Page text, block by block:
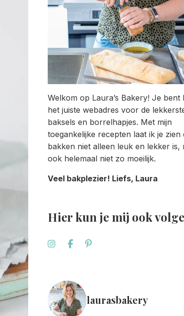
Welkom op Laura’s Bakery! Je bent
het juiste webadres voor de
baksels en borrelhapjes. Met mijn
toegankelijke recepten laat ik je zien
bakken niet alleen leuk en lekker is,
ook helemaal niet zo moeilijk.
Veel bakplezier! Liefs, Laura
Hier kun je mij ook
laurasbakery